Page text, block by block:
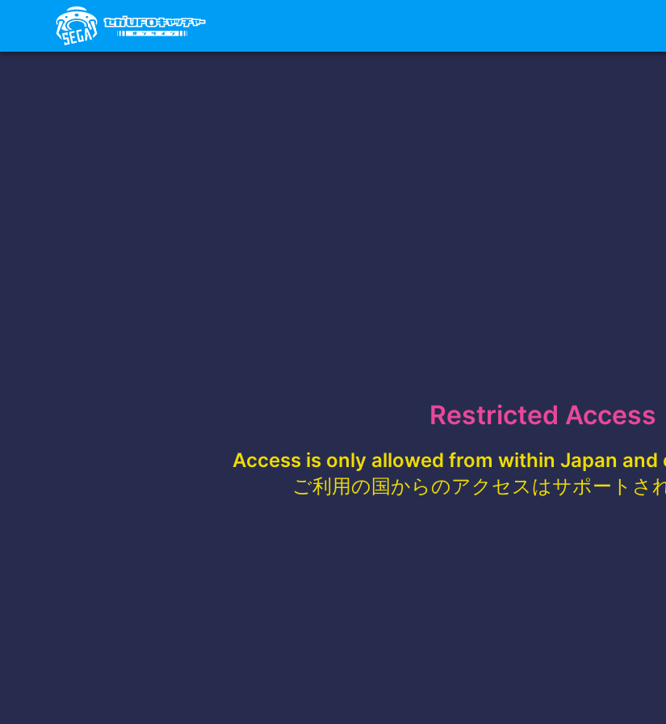
Restricted Access
Access is only allowed from within Japan
ご利用の国からのアクセスはサポートさ